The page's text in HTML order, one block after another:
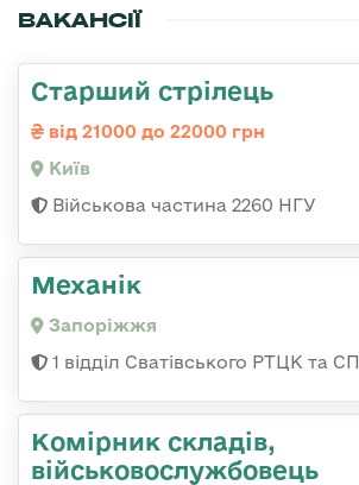
ВАКАНСІЇ
Старший стрілець
від 21000 до 22000 грн
Київ
Військова частина 2260 НГУ
Механік
Запоріжжя
1 відділ Сватівського РТЦК та СП
Комірник складів,
військовослужбовець